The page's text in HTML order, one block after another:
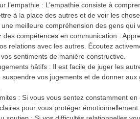
l’empathie : L’empathie consiste à
à la place des autres et de voir les
meilleure compréhension des gens qui
des compétences en communication :
relations avec les autres. Écoutez
sentiments de manière constructive.
hâtifs : Il est facile de juger les
suspendre vos jugements et de donner
: Si vous vous sentez constamment
pour vous protéger